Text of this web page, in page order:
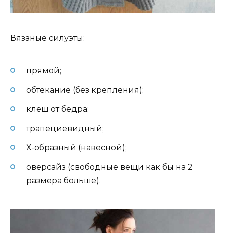
Вязаные силуэты:
прямой;
обтекание (без крепления);
клеш от бедра;
трапециевидный;
Х-образный (навесной);
оверсайз (свободные вещи как бы на 2
размера больше).